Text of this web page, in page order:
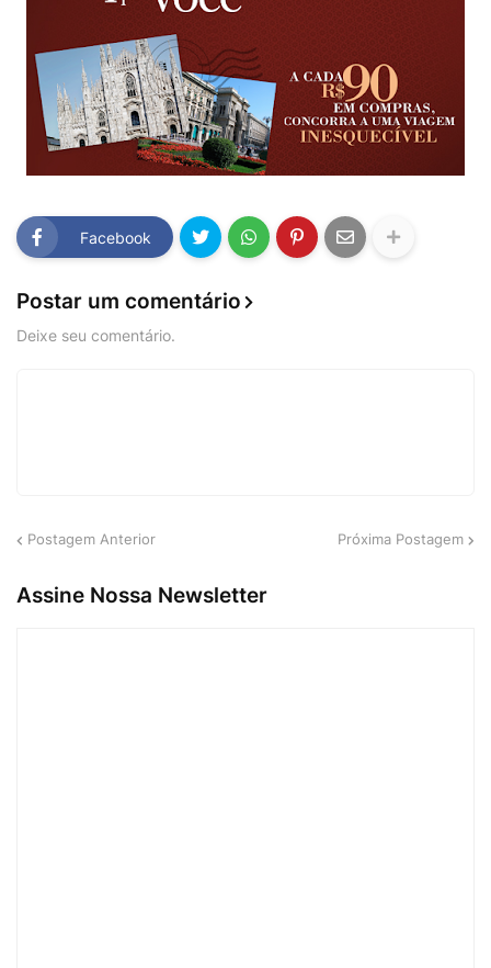
Facebook
Postar um comentário
Deixe seu comentário.
Postagem Anterior Próxima Postagem
Assine Nossa Newsletter